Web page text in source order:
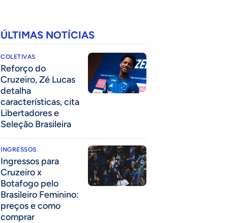
ÚLTIMAS NOTÍCIAS
COLETIVAS
⁠Reforço do
Cruzeiro, Zé Lucas
detalha
características, cita
Libertadores e
Seleção Brasileira
INGRESSOS
Ingressos para
Cruzeiro x
Botafogo pelo
Brasileiro Feminino:
preços e como
comprar